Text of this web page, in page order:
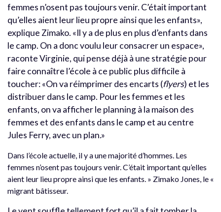
femmes n’osent pas toujours venir. C’était important
qu’elles aient leur lieu propre ainsi que les enfants»,
explique Zimako. «Il y a de plus en plus d’enfants dans
le camp. On a donc voulu leur consacrer un espace»,
raconte Virginie, qui pense déjà à une stratégie pour
faire connaître l’école à ce public plus difficile à
toucher: «On va réimprimer des encarts (flyers) et les
distribuer dans le camp. Pour les femmes et les
enfants, on va afficher le planning à la maison des
femmes et des enfants dans le camp et au centre
Jules Ferry, avec un plan.»
Dans l’école actuelle, il y a une majorité d’hommes. Les
femmes n’osent pas toujours venir. C’était important qu’elles
aient leur lieu propre ainsi que les enfants. » Zimako Jones, le «
migrant bâtisseur.